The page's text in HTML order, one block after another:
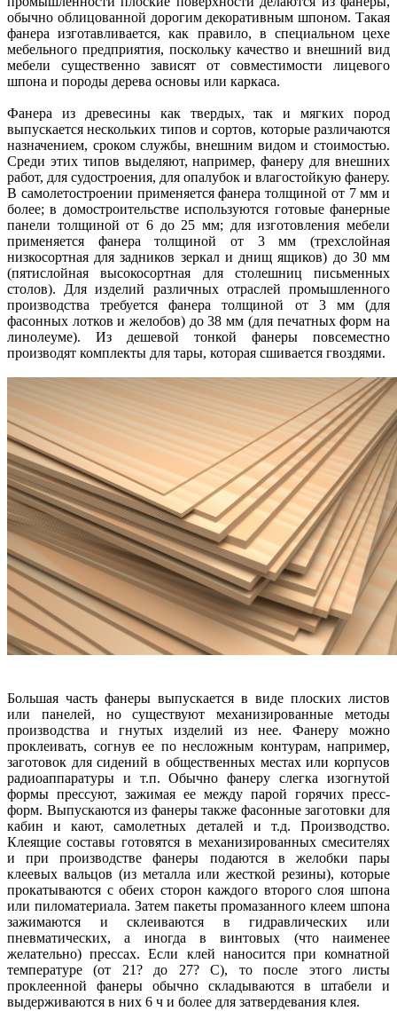
обычно облицованной дорогим декоративным шпоном. Такая
фанера изготавливается, как правило, в специальном цехе
мебельного предприятия, поскольку качество и внешний вид
мебели существенно зависят от совместимости лицевого
шпона и породы дерева основы или каркаса.
Фанера из древесины как твердых, так и мягких пород
выпускается нескольких типов и сортов, которые различаются
назначением, сроком службы, внешним видом и стоимостью.
Среди этих типов выделяют, например, фанеру для внешних
работ, для судостроения, для опалубок и влагостойкую фанеру.
В самолетостроении применяется фанера толщиной от 7 мм и
более; в домостроительстве используются готовые фанерные
панели толщиной от 6 до 25 мм; для изготовления мебели
применяется фанера толщиной от 3 мм (трехслойная
низкосортная для задников зеркал и днищ ящиков) до 30 мм
(пятислойная высокосортная для столешниц письменных
столов). Для изделий различных отраслей промышленного
производства требуется фанера толщиной от 3 мм (для
фасонных лотков и желобов) до 38 мм (для печатных форм на
линолеуме). Из дешевой тонкой фанеры повсеместно
производят комплекты для тары, которая сшивается гвоздями.
Большая часть фанеры выпускается в виде плоских листов
или панелей, но существуют механизированные методы
производства и гнутых изделий из нее. Фанеру можно
проклеивать, согнув ее по несложным контурам, например,
заготовок для сидений в общественных местах или корпусов
радиоаппаратуры и т.п. Обычно фанеру слегка изогнутой
формы прессуют, зажимая ее между парой горячих пресс-
форм. Выпускаются из фанеры также фасонные заготовки для
кабин и кают, самолетных деталей и т.д. Производство.
Клеящие составы готовятся в механизированных смесителях
и при производстве фанеры подаются в желобки пары
клеевых вальцов (из металла или жесткой резины), которые
прокатываются с обеих сторон каждого второго слоя шпона
или пиломатериала. Затем пакеты промазанного клеем шпона
зажимаются и склеиваются в гидравлических или
пневматических, а иногда в винтовых (что наименее
желательно) прессах. Если клей наносится при комнатной
температуре (от 21? до 27? С), то после этого листы
проклеенной фанеры обычно складываются в штабели и
выдерживаются в них 6 ч и более для затвердевания клея.